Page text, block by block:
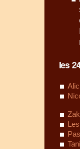
les